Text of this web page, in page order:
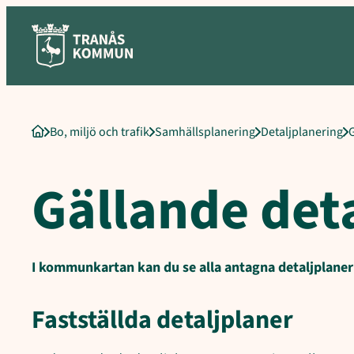
innehåll
Startsida
Bo, miljö och trafik Samhällsplanering Detaljplanering
Gällande
I kommunkartan kan du se alla antagna
Fastställda detaljplaner